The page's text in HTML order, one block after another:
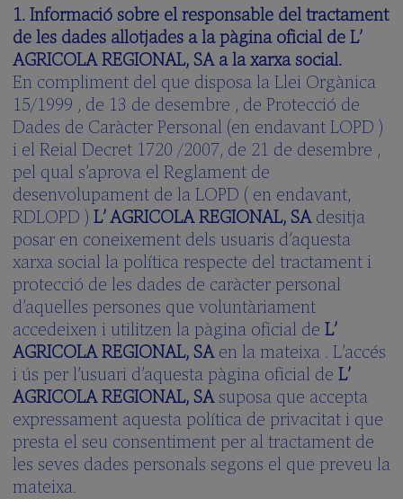
1. Informació sobre el responsable del tractament
de les dades allotjades a la pàgina oficial de L’
AGRICOLA REGIONAL, SA a la xarxa social.
En compliment del que disposa la Llei Orgànica
15/1999 , de 13 de desembre , de Protecció de
Dades de Caràcter Personal (en endavant LOPD )
i el Reial Decret 1720 /2007, de 21 de desembre ,
pel qual s’aprova el Reglament de
desenvolupament de la LOPD ( en endavant,
RDLOPD ) L’ AGRICOLA REGIONAL, SAdesitja
posar en coneixement dels usuaris d’aquesta
xarxa social la política respecte del tractament i
protecció de les dades de caràcter personal
d’aquelles persones que voluntàriament
accedeixen i utilitzen la pàgina oficial de L’
AGRICOLA REGIONAL, SAen la mateixa . L’accés
i ús per l’usuari d’aquesta pàgina oficial de L’
AGRICOLA REGIONAL, SAsuposa que accepta
expressament aquesta política de privacitat i que
presta el seu consentiment per al tractament de
les seves dades personals segons el que preveu la
mateixa.